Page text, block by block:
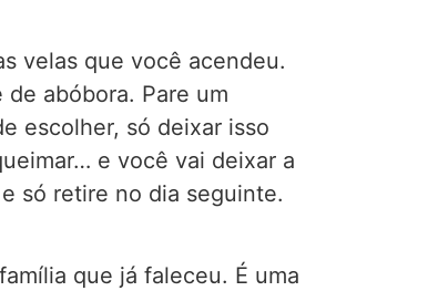
velas que você acendeu.
abóbora. Pare um
escolher, só deixar isso
e você vai deixar a
só retire no dia seguinte.
que já faleceu. É uma